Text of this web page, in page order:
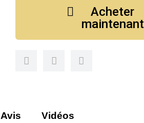
Acheter
maintenant
Avis Vidéos